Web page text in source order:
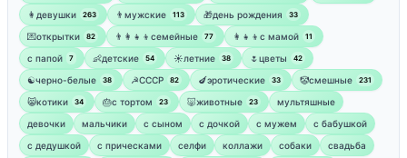
👩девушки 263 👨мужские 113 🎁день рождения 33
💌открытки 82 👨‍👩‍👧‍👦семейные 77 👩‍👧‍👦с мамой 11
‍с папой 7 👶детские 54 ☀️летние 38 🌷цветы 42
☯︎черно-белые 38 ☭СССР 82 🍆эротические 33 🤡смешные 231
😸котики 34 🎂с тортом 23 🐷животные 23
мультяшные
девочки
мальчики с сыном с дочкой с мужем
с бабушкой
с дедушкой
с прическами селфи коллажи собаки
свадьба